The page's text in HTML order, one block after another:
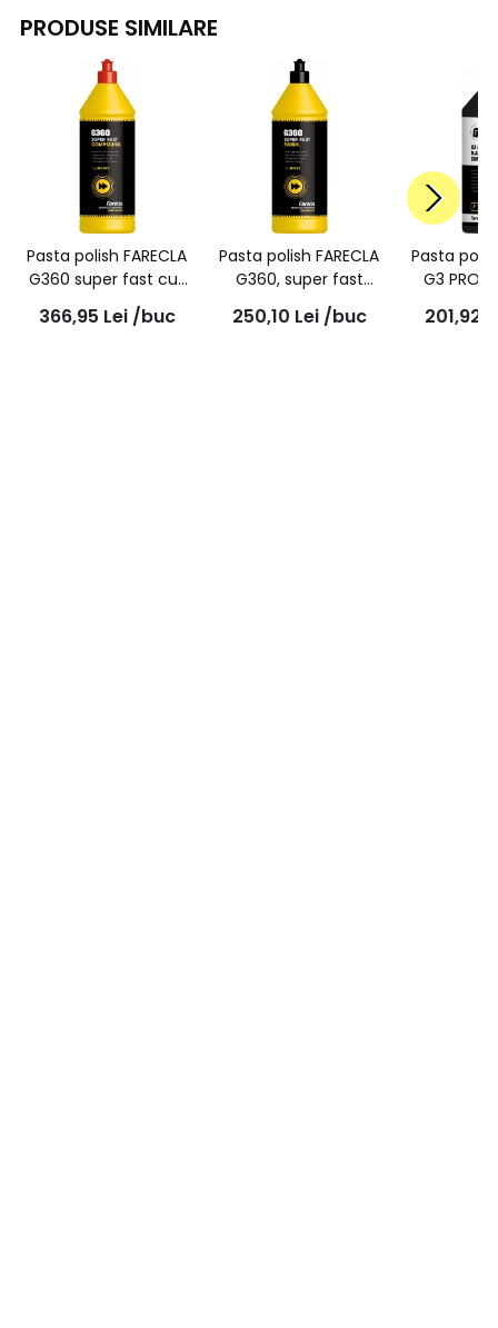
PRODUSE SIMILARE
Pasta polish FARECLA
G360 super fast cut
1L, SFC101
366,95 Lei /buc
Pasta polish FARECLA
G360, super fast
finish, 1L, SFF101
250,10 Lei /buc
Pasta
G3 PRO
201,92